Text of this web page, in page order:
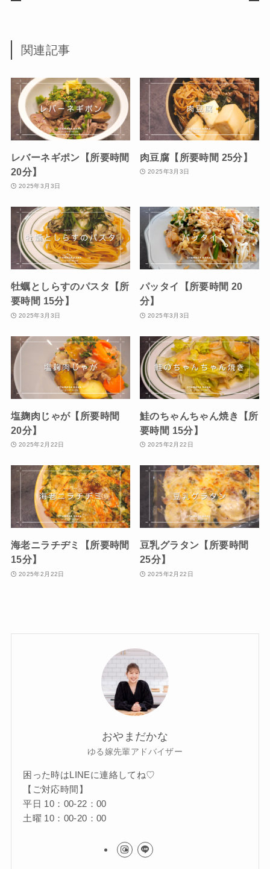
関連記事
レバーネギポン【所要時間
20分】
2025年3月3日
肉豆腐【所要時間 25分】
2025年3月3日
牡蠣としらすのパスタ【所
要時間 15分】
2025年3月3日
パッタイ【所要時間 20
分】
2025年3月3日
塩麹肉じゃが【所要時間
20分】
2025年2月22日
鮭のちゃんちゃん焼き【所
要時間 15分】
2025年2月22日
海老ニラチヂミ【所要時間
15分】
2025年2月22日
豆乳グラタン【所要時間
25分】
2025年2月22日
おやまだかな
ゆる嫁先輩アドバイザー
困った時はLINEに連絡してね♡
【ご対応時間】
平日 10：00-22：00
土曜 10：00-20：00